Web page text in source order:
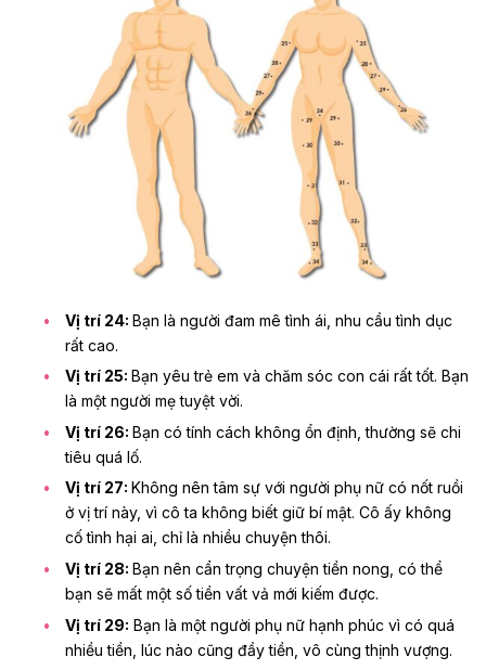
Vị trí 24: Bạn là người đam mê tình ái, nhu cầu tình dục
rất cao.
Vị trí 25: Bạn yêu trẻ em và chăm sóc con cái rất tốt. Bạn
là một người mẹ tuyệt vời.
Vị trí 26: Bạn có tính cách không ổn định, thường sẽ chi
tiêu quá lố.
Vị trí 27: Không nên tâm sự với người phụ nữ có nốt ruồi
ở vị trí này, vì cô ta không biết giữ bí mật. Cô ấy không
cố tình hại ai, chỉ là nhiều chuyện thôi.
Vị trí 28: Bạn nên cẩn trọng chuyện tiền nong, có thể
bạn sẽ mất một số tiền vất vả mới kiếm được.
Vị trí 29: Bạn là một người phụ nữ hạnh phúc vì có quá
nhiều tiền, lúc nào cũng đầy tiền, vô cùng thịnh vượng.